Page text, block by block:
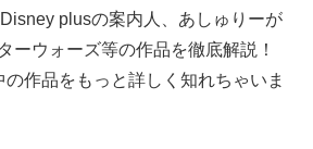
plusの案内人、あしゅりーが
ーウォーズ等の作品を徹底解説！
作品をもっと詳しく知れちゃいま